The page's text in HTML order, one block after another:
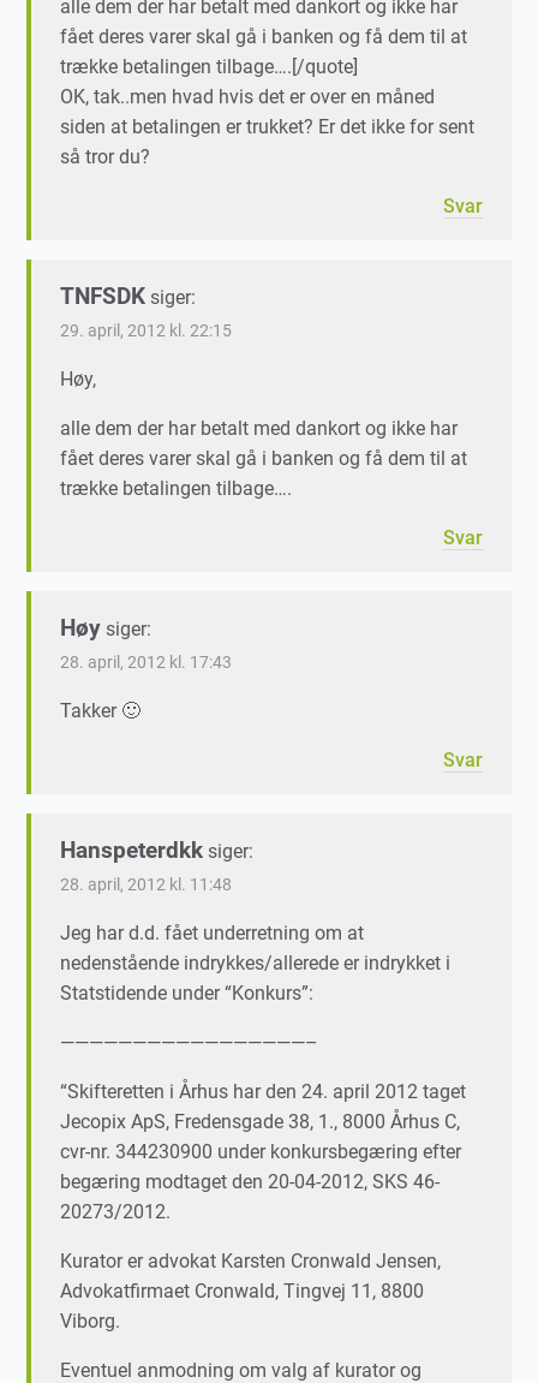
alle dem der har betalt med dankort og ikke har
fået deres varer skal gå i banken og få dem til at
trække betalingen tilbage….[/quote]
OK, tak..men hvad hvis det er over en måned
siden at betalingen er trukket? Er det ikke for sent
så tror du?
Svar
TNFSDK siger:
29. april, 2012 kl. 22:15
Høy,
alle dem der har betalt med dankort og ikke har
fået deres varer skal gå i banken og få dem til at
trække betalingen tilbage….
Svar
Høy siger:
28. april, 2012 kl. 17:43
Takker 🙂
Svar
Hanspeterdkk siger:
28. april, 2012 kl. 11:48
Jeg har d.d. fået underretning om at
nedenstående indrykkes/allerede er indrykket i
Statstidende under “Konkurs”:
—————————————————–
“Skifteretten i Århus har den 24. april 2012 taget
Jecopix ApS, Fredensgade 38, 1., 8000 Århus C,
cvr-nr. 344230900 under konkursbegæring efter
begæring modtaget den 20-04-2012, SKS 46-
20273/2012.
Kurator er advokat Karsten Cronwald Jensen,
Advokatfirmaet Cronwald, Tingvej 11, 8800
Viborg.
Eventuel anmodning om valg af kurator og